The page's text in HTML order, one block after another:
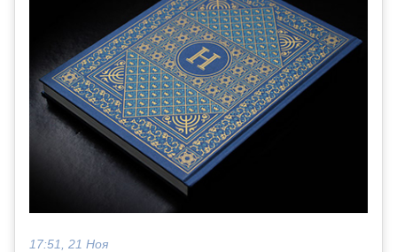
17:51, 21 Ноя